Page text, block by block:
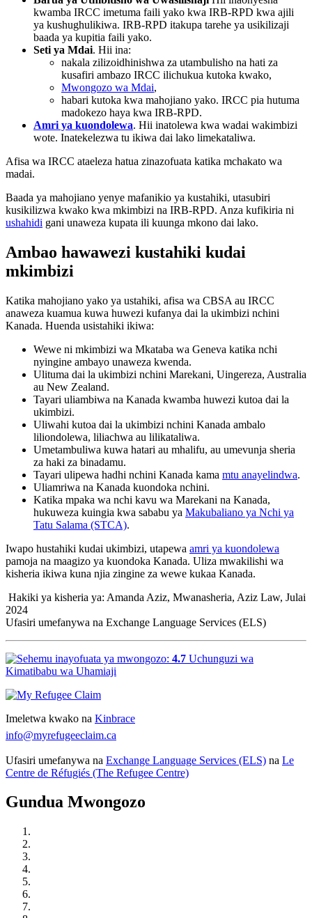
kwamba IRCC imetuma faili yako kwa IRB-RPD kwa ajili
ya kushughulikiwa. IRB-RPD itakupa tarehe ya usikilizaji
baada ya kupitia faili yako.
Seti ya Mdai. Hii ina:
nakala zilizoidhinishwa za utambulisho na hati za
kusafiri ambazo IRCC ilichukua kutoka kwako,
Mwongozo wa Mdai,
habari kutoka kwa mahojiano yako. IRCC pia hutuma
madokezo haya kwa IRB-RPD.
Amri ya kuondolewa. Hii inatolewa kwa wadai wakimbizi
wote. Inatekelezwa tu ikiwa dai lako limekataliwa.
Afisa wa IRCC ataeleza hatua zinazofuata katika mchakato wa
madai.
Baada ya mahojiano yenye mafanikio ya kustahiki, utasubiri
kusikilizwa kwako kwa mkimbizi na IRB-RPD. Anza kufikiria ni
ushahidi gani unaweza kupata ili kuunga mkono dai lako.
Ambao hawawezi kustahiki kudai
mkimbizi
Katika mahojiano yako ya ustahiki, afisa wa CBSA au IRCC
anaweza kuamua kuwa huwezi kufanya dai la ukimbizi nchini
Kanada. Huenda usistahiki ikiwa:
Wewe ni mkimbizi wa Mkataba wa Geneva katika nchi
nyingine ambayo unaweza kwenda.
Ulituma dai la ukimbizi nchini Marekani, Uingereza, Australia
au New Zealand.
Tayari uliambiwa na Kanada kwamba huwezi kutoa dai la
ukimbizi.
Uliwahi kutoa dai la ukimbizi nchini Kanada ambalo
liliondolewa, liliachwa au lilikataliwa.
Umetambuliwa kuwa hatari au mhalifu, au umevunja sheria
za haki za binadamu.
Tayari ulipewa hadhi nchini Kanada kama mtu anayelindwa.
Uliamriwa na Kanada kuondoka nchini.
Katika mpaka wa nchi kavu wa Marekani na Kanada,
hukuweza kuingia kwa sababu ya Makubaliano ya Nchi ya
Tatu Salama (STCA).
Iwapo hustahiki kudai ukimbizi, utapewa amri ya kuondolewa
pamoja na maagizo ya kuondoka Kanada. Uliza mwakilishi wa
kisheria ikiwa kuna njia zingine za wewe kukaa Kanada.
Hakiki ya kisheria ya: Amanda Aziz, Mwanasheria, Aziz Law, Julai
2024
Ufasiri umefanywa na Exchange Language Services (ELS)
4.7 Uchunguzi wa
Kimatibabu wa Uhamiaji
Imeletwa kwako na Kinbrace
info@myrefugeeclaim.ca
Ufasiri umefanywa na Exchange Language Services (ELS) na Le
Centre de Réfugiés (The Refugee Centre)
Gundua Mwongozo